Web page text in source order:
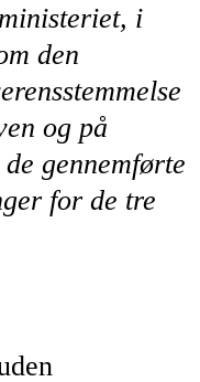
i
den
og på
gennemførte
for de tre